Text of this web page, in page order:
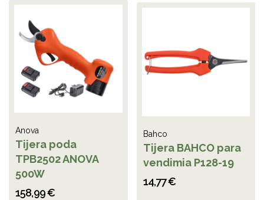
Anova
Tijera poda
TPB2502 ANOVA
500W
158,99 €
Bahco
Tijera BAHCO para
vendimia P128-19
14,77 €